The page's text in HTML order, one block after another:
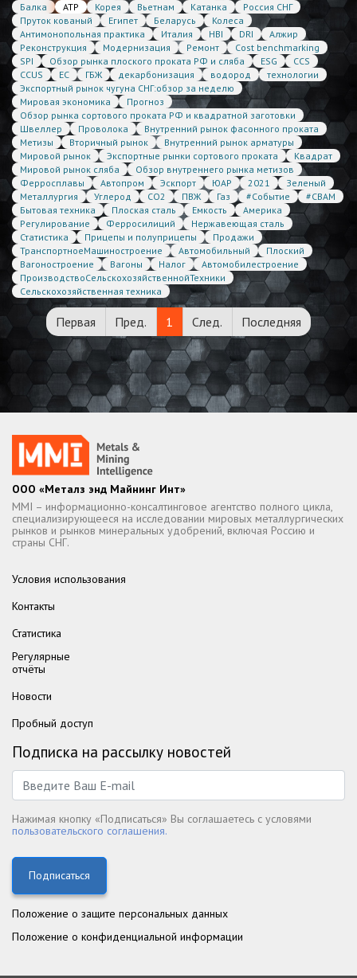
Балка
АТР Корея Вьетнам Катанка
Россия СНГ
Пруток кованый
Египет Беларусь
Колеса
Антимонопольная практика
Италия HBI DRI
Алжир
Реконструкция
Модернизация Ремонт
Cost benchmarking
SPI
Обзор рынка плоского проката РФ и сляба ESG
CCS
CCUS
ЕС ГБЖ декарбонизация водород
технологии
Экспортный рынок чугуна СНГ:обзор за неделю
Мировая экономика
Прогноз
Обзор рынка сортового проката РФ и квадратной заготовки
Швеллер
Проволока
Внутренний рынок фасонного проката
Метизы
Вторичный рынок
Внутренний рынок арматуры
Мировой рынок
Экспортные рынки сортового проката
Квадрат
Мировой рынок сляба
Обзор внутреннего рынка метизов
Ферросплавы
Автопром Эскпорт ЮАР 2021
Зеленый
Металлургия
Углерод CO2 ПВЖ Газ #Событие
#CBAM
Бытовая техника
Плоская сталь Емкость
Америка
Регулирование
Ферросилиций
Нержавеющая сталь
Статистика
Прицепы и полуприцепы
Продажи
ТранспортноеМашиностроение
Автомобильный
Плоский
Вагоностроение
Вагоны Налог
Автомобилестроение
ПроизводствоСельскохозяйственнойТехники
Сельскохозяйственная техника
Первая Пред. 1 След. Последняя
ООО «Металз энд Майнинг Инт»
MMI – информационно-консалтинговое агентство полного цикла,
специализирующееся на исследовании мировых металлургических
рынков и рынков минеральных удобрений, включая Россию и
страны СНГ.
Условия использования
Контакты
Статистика
Регулярные
отчёты
Новости
Пробный доступ
Подписка на рассылку новостей
Нажимая кнопку «Подписаться» Вы соглашаетесь с условями
пользовательского соглашения.
Подписаться
Положение о защите персональных данных
Положение о конфиденциальной информации